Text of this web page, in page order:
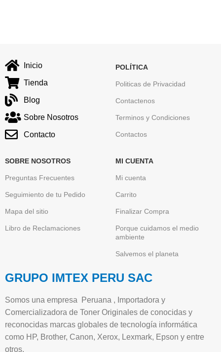
Inicio
Tienda
Blog
Sobre Nosotros
Contacto
POLÍTICA
Politicas de Privacidad
Contactenos
Terminos y Condiciones
Contactos
SOBRE NOSOTROS
Preguntas Frecuentes
Seguimiento de tu Pedido
Mapa del sitio
Libro de Reclamaciones
MI CUENTA
Mi cuenta
Carrito
Finalizar Compra
Porque cuidamos el medio
ambiente
Salvemos el planeta
GRUPO IMTEX PERU SAC
Somos una empresa Peruana , Importadora y
Comercializadora de Toner Originales de conocidas y
reconocidas marcas globales de tecnología informática
como HP, Brother, Canon, Xerox, Lexmark, Epson y entre
otros.